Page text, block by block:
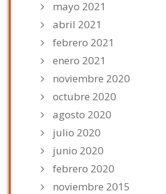
mayo 2021
abril 2021
febrero 2021
enero 2021
noviembre 2020
octubre 2020
agosto 2020
julio 2020
junio 2020
febrero 2020
noviembre 2015